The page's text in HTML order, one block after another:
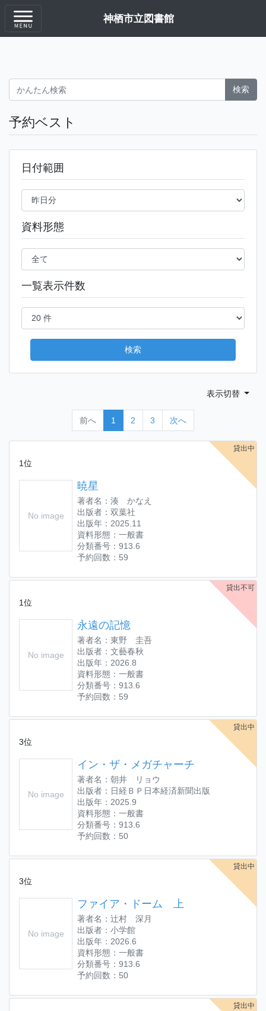
神栖市立図書館
検索
予約ベスト
日付範囲
資料形態
一覧表示件数
検索
表示切替
前へ 1 2 3 次へ
貸出中
1位
No image
暁星
著者名：湊 かなえ
出版者：双葉社
出版年：2025.11
資料形態：一般書
分類番号：913.6
予約回数：59
貸出不可
1位
No image
永遠の記憶
著者名：東野 圭吾
出版者：文藝春秋
出版年：2026.8
資料形態：一般書
分類番号：913.6
予約回数：59
貸出中
3位
No image
イン・ザ・メガチャーチ
著者名：朝井 リョウ
出版者：日経ＢＰ日本経済新聞出版
出版年：2025.9
資料形態：一般書
分類番号：913.6
予約回数：50
貸出中
3位
No image
ファイア・ドーム 上
著者名：辻村 深月
出版者：小学館
出版年：2026.6
資料形態：一般書
分類番号：913.6
予約回数：50
貸出中